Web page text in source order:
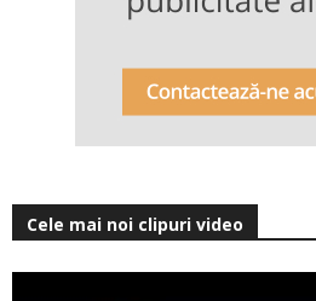
Cele mai noi clipuri video